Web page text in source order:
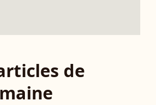
de